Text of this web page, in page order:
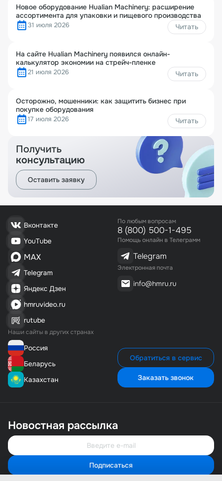
Новое оборудование Hualian Machinery: расширение
ассортимента для упаковки и пищевого производства
31 июля 2026 Читать
На сайте Hualian Machinery появился онлайн-
калькулятор экономии на стрейч-пленке
21 июля 2026 Читать
Осторожно, мошенники: как защитить бизнес при
покупке оборудования
17 июля 2026 Читать
Получить
консультацию
Оставить заявку
Вконтакте
YouTube
MAX
Telegram
Яндекс Дзен
hmruvideo.ru
rutube
Наши сайты в других странах
Россия
Беларусь
Казахстан
По любым вопросам
8 (800) 500-1-495
Помощь онлайн в Телеграмм
Telegram
Электронная почта
info@hmru.ru
Обратиться в сервис
Заказать звонок
Новостная рассылка
Подписаться
Свяжитесь с нами
Мы онлайн и готовы помочь